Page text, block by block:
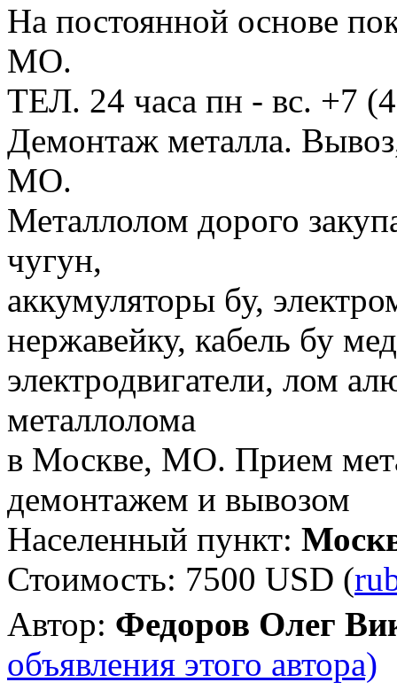
На постоянной основе
МО.
ТЕЛ. 24 часа пн - вс. +7
Демонтаж металла.
МО.
Металлолом дорого
чугун,
аккумуляторы бу,
нержавейку, кабель бу
электродвигатели, лом
металлолома
в Москве, МО. Прием
демонтажем и вывозом
Населенный пункт:
Стоимость: 7500 USD (
Автор: Федоров Олег
объявления этого автора)